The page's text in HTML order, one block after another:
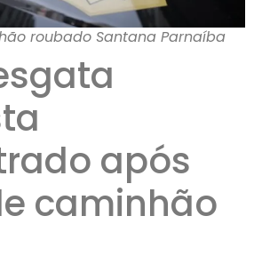
roubado Santana Parnaíba
após
caminhão